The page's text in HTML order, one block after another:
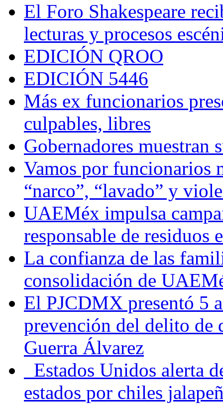
El Foro Shakespeare
lecturas y procesos
EDICIÓN QROO
EDICIÓN 5446
Más ex funcionarios
culpables, libres
Gobernadores muestran
Vamos por funcionarios
“narco”, “lavado” y
UAEMéx impulsa
responsable de residuos
La confianza de las
consolidación de
El PJCDMX presentó 5
prevención del delito de
Guerra Álvarez
Estados Unidos alerta
estados por chiles